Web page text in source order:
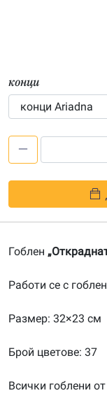
конци
целувка
1:1-
Гоблен
Работи се с
Размер: 32×23 см
Брой цветове: 37
Всички гоблени